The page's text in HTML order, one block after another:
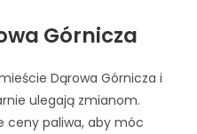
Górnicza
Dąrowa Górnicza i
ulegają zmianom.
ceny paliwa, aby móc